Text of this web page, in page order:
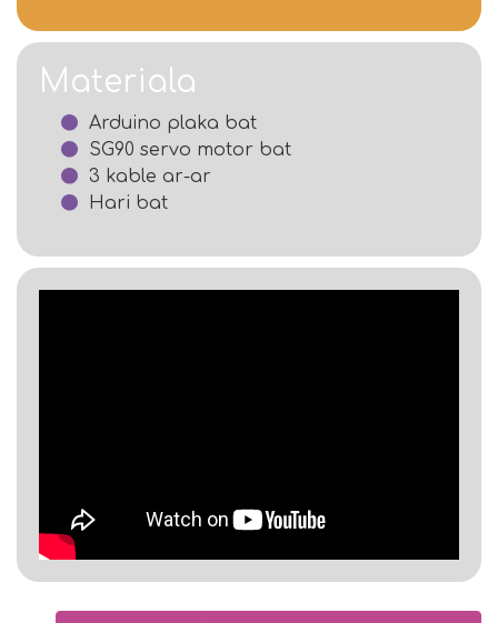
Materiala
Arduino plaka bat
SG90 servo motor bat
3 kable ar-ar
Hari bat